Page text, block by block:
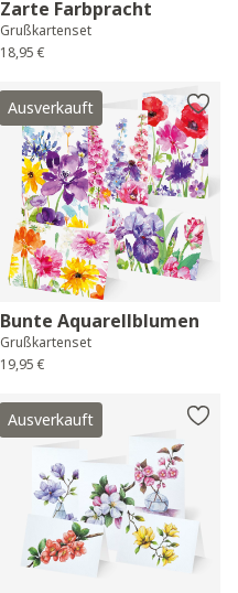
Zarte Farbpracht
Grußkartenset
18,95 €
Ausverkauft
Bunte Aquarellblumen
Grußkartenset
19,95 €
Ausverkauft